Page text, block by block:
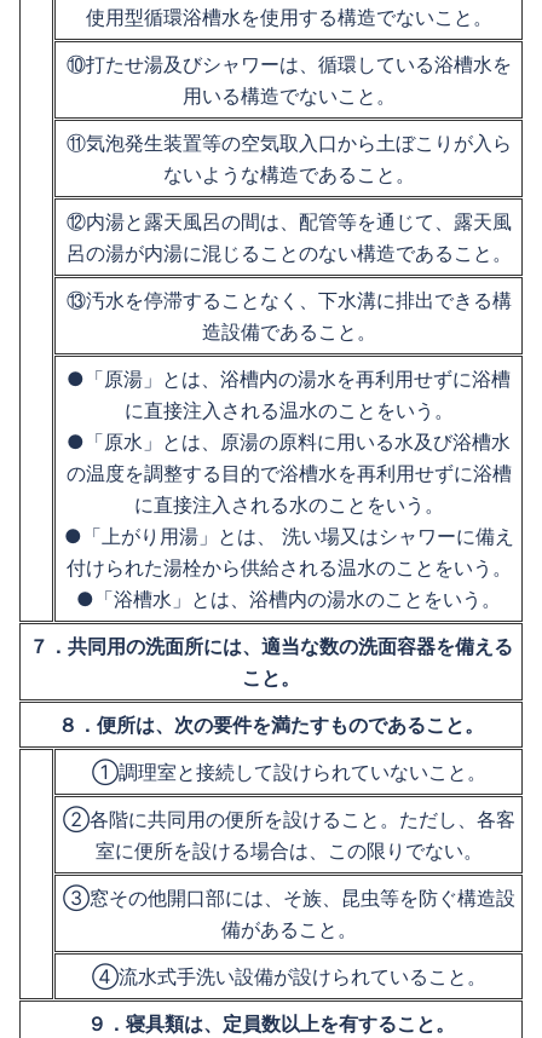
使用型循環浴槽水を使用する構造でないこと。
⑩打たせ湯及びシャワーは、循環している浴槽水を
用いる構造でないこと。
⑪気泡発生装置等の空気取入口から土ぼこりが入ら
ないような構造であること。
⑫内湯と露天風呂の間は、配管等を通じて、露天風
呂の湯が内湯に混じることのない構造であること。
⑬汚水を停滞することなく、下水溝に排出できる構
造設備であること。
●「原湯」とは、浴槽内の湯水を再利用せずに浴槽
に直接注入される温水のことをいう。
●「原水」とは、原湯の原料に用いる水及び浴槽水
の温度を調整する目的で浴槽水を再利用せずに浴槽
に直接注入される水のことをいう。
●「上がり用湯」とは、 洗い場又はシャワーに備え
付けられた湯栓から供給される温水のことをいう。
●「浴槽水」とは、浴槽内の湯水のことをいう。
７．共同用の洗面所には、適当な数の洗面容器を備える
こと。
８．便所は、次の要件を満たすものであること。
①調理室と接続して設けられていないこと。
②各階に共同用の便所を設けること。ただし、各客
室に便所を設ける場合は、この限りでない。
③窓その他開口部には、そ族、昆虫等を防ぐ構造設
備があること。
④流水式手洗い設備が設けられていること。
９．寝具類は、定員数以上を有すること。